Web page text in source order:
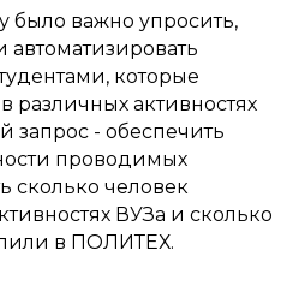
было важно упросить,
автоматизировать
которые
различных активностях
запрос - обеспечить
проводимых
сколько человек
ВУЗа и сколько
в ПОЛИТЕХ.